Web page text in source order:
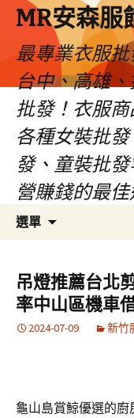
MR安森服
最專業衣服
台中、高雄
批發！衣服
各種女裝批
發、童裝批
營賺錢的最佳
選單
容
區
吊燈推薦台北
率中山區機車
2024-07-09 新竹
龜山島賞鯨優選的廚